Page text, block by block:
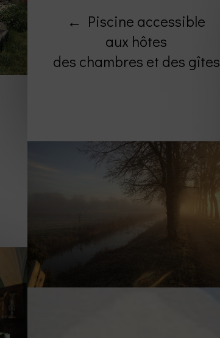
← Piscine accessible
aux hôtes
des chambres et des gîtes